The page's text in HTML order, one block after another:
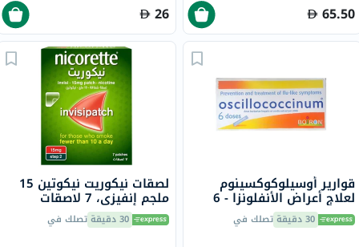
65.50
26
قوارير أوسيلوكوكسينوم
لعلاج أعراض الأنفلونزا - 6
قوارير 30 دقيقة تصلك في
لصقات نيكوريت نيكوتين 15
ملجم إنفيزي، 7 لاصقات
30 دقيقة تصلك في